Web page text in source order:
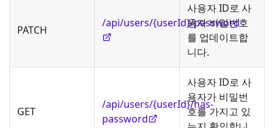
PATCH
/api/users/{userId}/password
사용자 ID로 사
용자 비밀번호
를 업데이트합
니다.
GET
/api/users/{userId}/has-
password
사용자 ID로 사
용자가 비밀번
호를 가지고 있